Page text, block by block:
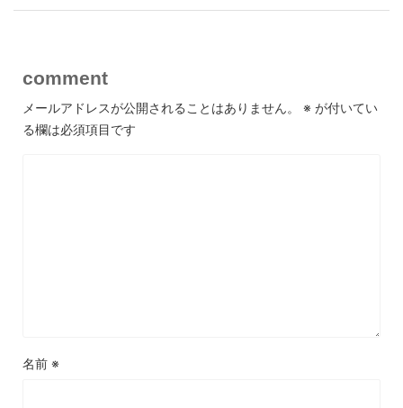
comment
メールアドレスが公開されることはありません。 ※ が付いてい
る欄は必須項目です
名前 ※